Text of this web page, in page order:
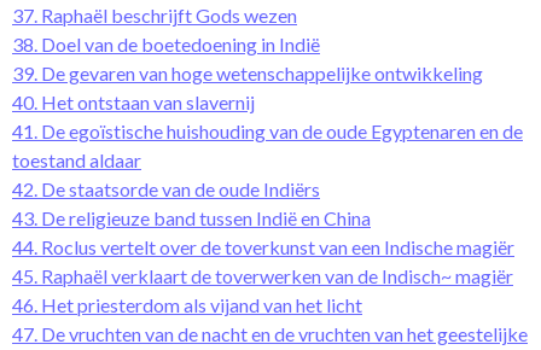
37. Raphaël beschrijft Gods wezen
38. Doel van de boetedoening in Indië
39. De gevaren van hoge wetenschappelijke ontwikkeling
40. Het ontstaan van slavernij
41. De egoïstische huishouding van de oude Egyptenaren en de
toestand aldaar
42. De staatsorde van de oude Indiërs
43. De religieuze band tussen Indië en China
44. Roclus vertelt over de toverkunst van een Indische magiër
45. Raphaël verklaart de toverwerken van de Indisch~ magiër
46. Het priesterdom als vijand van het licht
47. De vruchten van de nacht en de vruchten van het geestelijke